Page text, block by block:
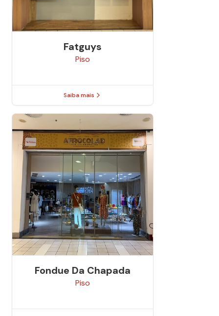
Fatguys
Piso
Saiba mais
Fondue Da Chapada
Piso